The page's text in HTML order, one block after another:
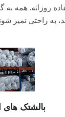
روزانه. همه به
به راحتی تمیز
بالشتک